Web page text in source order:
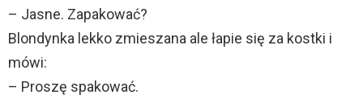
– Jasne. Zapakować?
Blondynka lekko zmieszana ale łapie się za kostki i
mówi:
– Proszę spakować.